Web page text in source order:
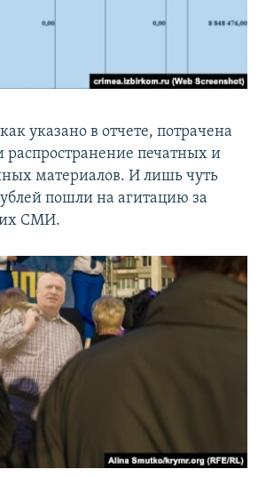
указано в отчете, потрачена
распространение печатных и
материалов. И лишь чуть
пошли на агитацию за
СМИ.